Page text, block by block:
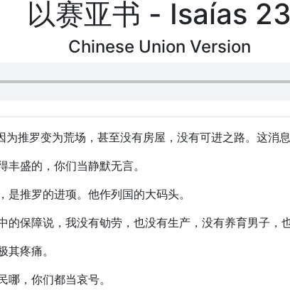
以赛亚书 - Isaías 23
Chinese Union Version
推罗变为荒场，甚至没有房屋，没有可进之路。这消息
盛的，你们当静默无言。
推罗的进项。他作列国的大码头。
保障说，我没有劬劳，也没有生产，没有养育男子，
疼痛。
，你们都当哀号。